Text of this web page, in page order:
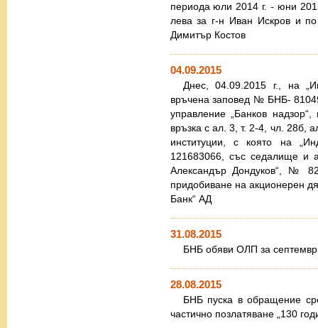
периода юли 2014 г. - юни
лева за г-н Иван Искров и
Димитър Костов
04.09.2015
Днес, 04.09.2015 г., на
връчена заповед № БНБ-
управление „Банков
връзка с ал. 3, т. 2-4, чл. 28б,
институции, с която на
121683066, със седалище и
Александър Дондуков“, №
придобиване на акционерен
Банк“ АД
31.08.2015
БНБ обяви ОЛП за
28.08.2015
БНБ пуска в обращение
частично позлатяване „130